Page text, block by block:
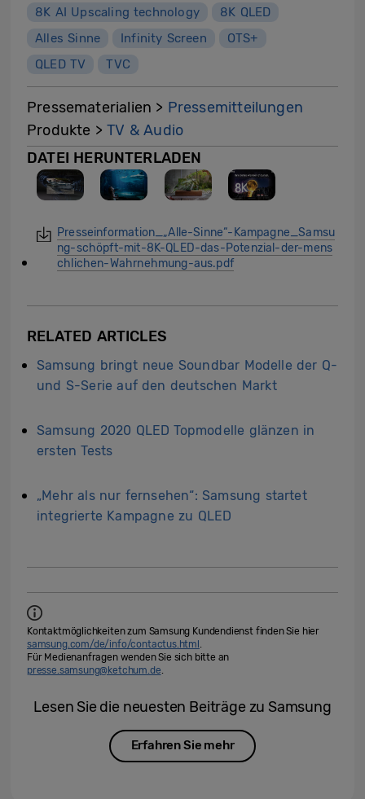
8K AI Upscaling technology
8K QLED
Alles Sinne
Infinity Screen
OTS+
QLED TV
TVC
Pressematerialien > Pressemitteilungen
Produkte >TV & Audio
DATEI HERUNTERLADEN
Presseinformation_„Alle-Sinne“-Kampagne_Samsu
ng-schöpft-mit-8K-QLED-das-Potenzial-der-mens
chlichen-Wahrnehmung-aus.pdf
RELATED ARTICLES
Samsung bringt neue Soundbar Modelle der Q-
und S-Serie auf den deutschen Markt
Samsung 2020 QLED Topmodelle glänzen in
ersten Tests
„Mehr als nur fernsehen“: Samsung startet
integrierte Kampagne zu QLED
Kontaktmöglichkeiten zum Samsung Kundendienst finden Sie hier
samsung.com/de/info/contactus.html .
Für Medienanfragen wenden Sie sich bitte an
presse.samsung@ketchum.de.
Lesen Sie die neuesten Beiträge zu Samsung
Erfahren Sie mehr